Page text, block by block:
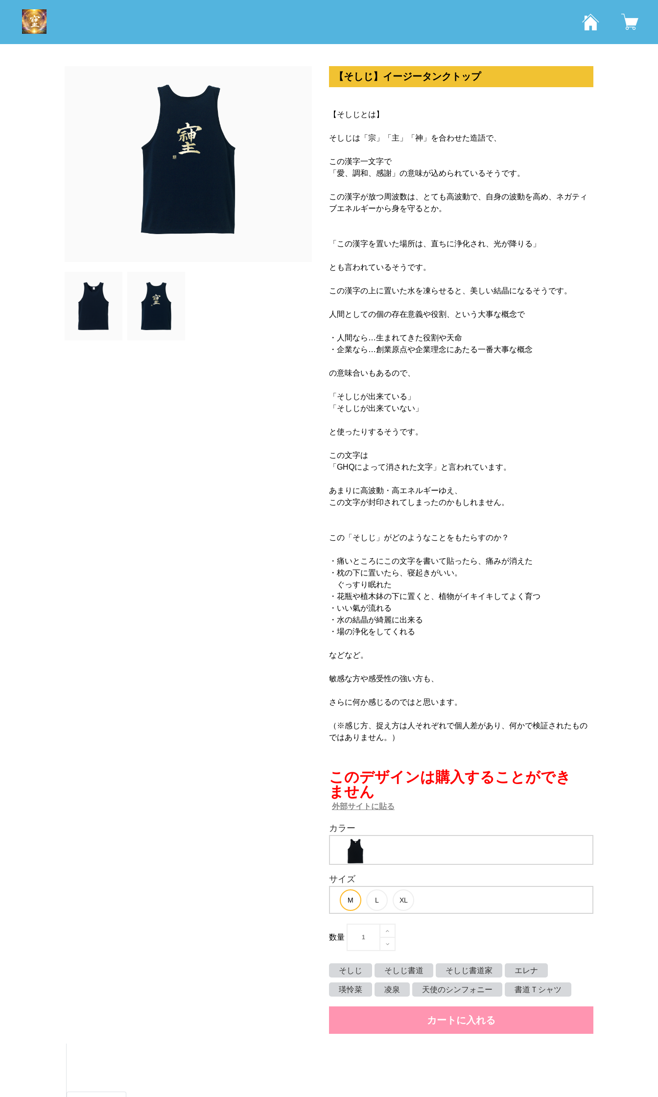
【そしじ】イージータンクトップ
【そしじとは】
そしじは「宗」「主」「神」を合わせた造語で、
この漢字一文字で
「愛、調和、感謝」の意味が込められているそうです。
この漢字が放つ周波数は、とても高波動で、自身の波動を高め、ネガティ
ブエネルギーから身を守るとか。
「この漢字を置いた場所は、直ちに浄化され、光が降りる」
とも言われているそうです。
この漢字の上に置いた水を凍らせると、美しい結晶になるそうです。
人間としての個の存在意義や役割、という大事な概念で
・人間なら…生まれてきた役割や天命
・企業なら…創業原点や企業理念にあたる一番大事な概念
の意味合いもあるので、
「そしじが出来ている」
「そしじが出来ていない」
と使ったりするそうです。
この文字は
「GHQによって消された文字」と言われています。
あまりに高波動・高エネルギーゆえ、
この文字が封印されてしまったのかもしれません。
この「そしじ」がどのようなことをもたらすのか？
・痛いところにこの文字を書いて貼ったら、痛みが消えた
・枕の下に置いたら、寝起きがいい。
ぐっすり眠れた
・花瓶や植木鉢の下に置くと、植物がイキイキしてよく育つ
・いい氣が流れる
・水の結晶が綺麗に出来る
・場の浄化をしてくれる
などなど。
敏感な方や感受性の強い方も、
さらに何か感じるのではと思います。
（※感じ方、捉え方は人それぞれで個人差があり、何かで検証されたもの
ではありません。）
このデザインは購入することができ
ません
外部サイトに貼る
カラー
サイズ
数量
そしじ そしじ書道 そしじ書道家 エレナ
瑛怜菜 凌泉 天使のシンフォニー 書道Ｔシャツ
カートに入れる